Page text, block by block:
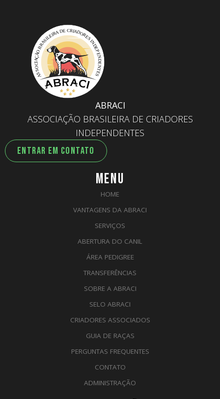
ABRACI
ASSOCIAÇÃO BRASILEIRA DE CRIADORES
INDEPENDENTES
ENTRAR EM CONTATO
MENU
HOME
VANTAGENS DA ABRACI
SERVIÇOS
ABERTURA DO CANIL
ÁREA PEDIGREE
TRANSFERÊNCIAS
SOBRE A ABRACI
SELO ABRACI
CRIADORES ASSOCIADOS
GUIA DE RAÇAS
PERGUNTAS FREQUENTES
CONTATO
ADMINISTRAÇÃO